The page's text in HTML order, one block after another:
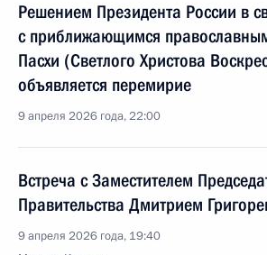
Решением Президента России в
с приближающимся
Пасхи (Светлого Христова
объявляется перемирие
9 апреля 2026 года, 22:00
Встреча с Заместителем
Правительства Дмитрием
9 апреля 2026 года, 19:40